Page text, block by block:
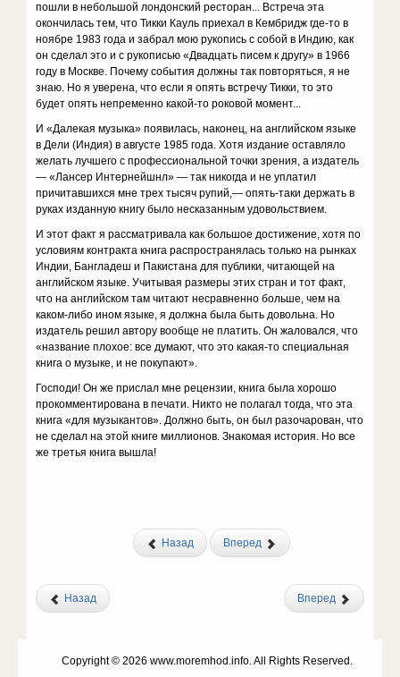
пошли в небольшой лондонский ресторан... Встреча эта
окончилась тем, что Тикки Кауль приехал в Кембридж где-то в
ноябре 1983 года и забрал мою рукопись с собой в Индию, как
он сделал это и с рукописью «Двадцать писем к другу» в 1966
году в Москве. Почему события должны так повторяться, я не
знаю. Но я уверена, что если я опять встречу Тикки, то это
будет опять непременно какой-то роковой момент...
И «Далекая музыка» появилась, наконец, на английском языке
в Дели (Индия) в августе 1985 года. Хотя издание оставляло
желать лучшего с профессиональной точки зрения, а издатель
— «Лансер Интернейшнл» — так никогда и не уплатил
причитавшихся мне трех тысяч рупий,— опять-таки держать в
руках изданную книгу было несказанным удовольствием.
И этот факт я рассматривала как большое достижение, хотя по
условиям контракта книга распространялась только на рынках
Индии, Бангладеш и Пакистана для публики, читающей на
английском языке. Учитывая размеры этих стран и тот факт,
что на английском там читают несравненно больше, чем на
каком-либо ином языке, я должна была быть довольна. Но
издатель решил автору вообще не платить. Он жаловался, что
«название плохое: все думают, что это какая-то специальная
книга о музыке, и не покупают».
Господи! Он же прислал мне рецензии, книга была хорошо
прокомментирована в печати. Никто не полагал тогда, что эта
книга «для музыкантов». Должно быть, он был разочарован, что
не сделал на этой книге миллионов. Знакомая история. Но все
же третья книга вышла!
Назад Вперед
Назад Вперед
Copyright © 2026 www.moremhod.info. All Rights Reserved.